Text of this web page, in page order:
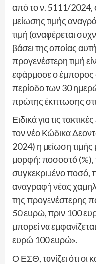
από το ν. 5111/2024,
μείωσης τιμής
τιμή (αναφέρεται
βάσει της οποίας
προγενέστερη τιμή
εφάρμοσε ο έμπορος
περίοδο των 30
πρώτης έκπτωσης
Ειδικά για τις
τον νέο Κώδικα
2024) η μείωση τιμής
μορφή: ποσοστό (%),
συγκεκριμένο ποσό,
αναγραφή νέας
της προγενέστερης
50 ευρώ, πριν 100
μπορεί να
ευρώ 100 ευρώ».
Ο ΕΣΘ, τονίζει ότι οι